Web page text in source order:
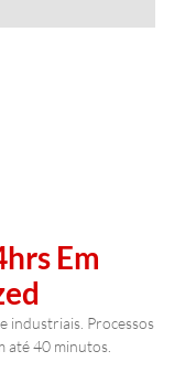
Em
industriais. Processos
até 40 minutos.